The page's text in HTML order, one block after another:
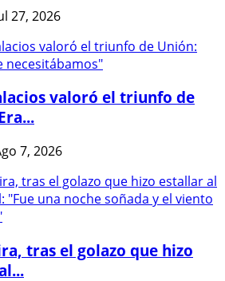
27, 2026
valoró el triunfo de
7, 2026
tras el golazo que hizo